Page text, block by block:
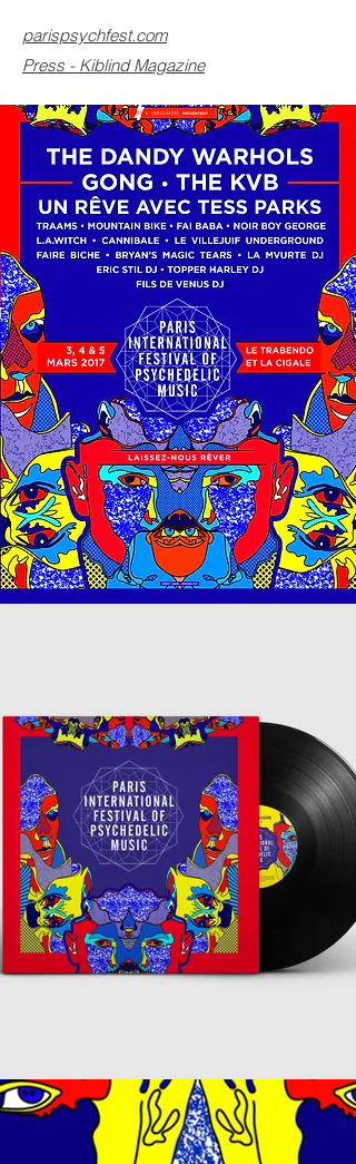
parispsychfest.com
Press - Kiblind Magazine